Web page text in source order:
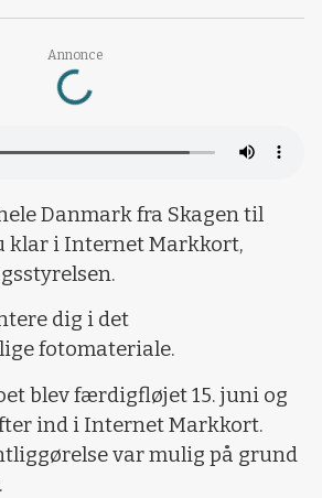
Annonce
Loading...
Danmark fra Skagen til
klar i Internet Markkort,
dig i det
fotomateriale.
blev færdigfløjet 15. juni og
ind i Internet Markkort.
var mulig på grund